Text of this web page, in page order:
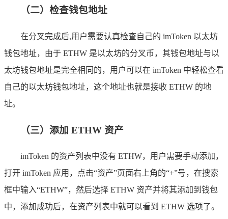
（二）检查钱包地址
在分叉完成后,用户需要认真检查自己的 imToken 以太坊
钱包地址，由于 ETHW 是以太坊的分叉币，其钱包地址与以
太坊钱包地址是完全相同的，用户可以在 imToken 中轻松查看
自己的以太坊钱包地址，这个地址也就是接收 ETHW 的地
址。
（三）添加 ETHW 资产
imToken 的资产列表中没有 ETHW，用户需要手动添加，
打开 imToken 应用，点击“资产”页面右上角的“+”号，在搜索
框中输入“ETHW”，然后选择 ETHW 资产并将其添加到钱包
中，添加成功后，在资产列表中就可以看到 ETHW 选项了。